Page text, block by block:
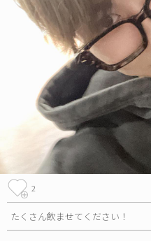
2
たくさん飲ませてください！